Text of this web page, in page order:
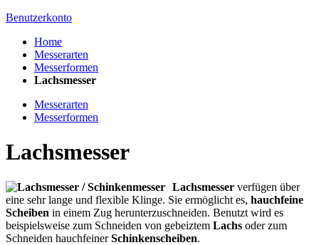
Benutzerkonto
Home
Messerarten
Messerformen
Lachsmesser
Messerarten
Messerformen
Lachsmesser
Lachsmesser verfügen über
eine sehr lange und flexible Klinge. Sie ermöglicht es, hauchfeine
Scheiben in einem Zug herunterzuschneiden. Benutzt wird es
beispielsweise zum Schneiden von gebeiztem Lachs oder zum
Schneiden hauchfeinerSchinkenscheiben.